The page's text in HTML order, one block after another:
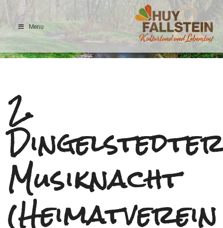
Menu
Ilsefluss
2.
Musiknacht
(Heimatverein